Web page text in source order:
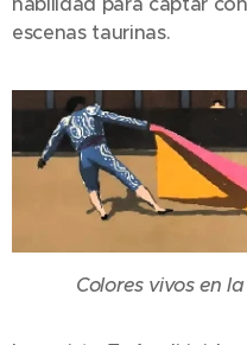
escenas taurinas.
Colores vivos en